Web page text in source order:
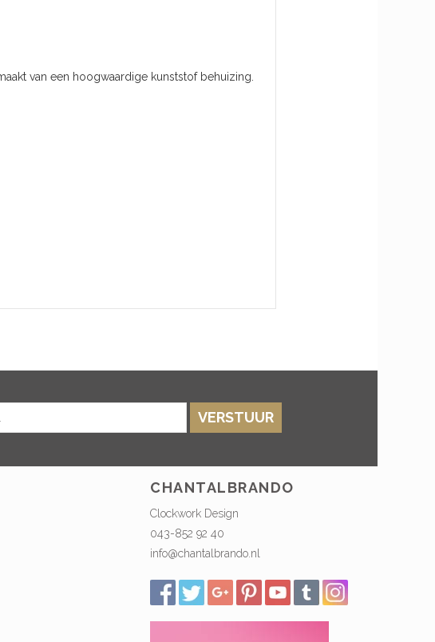
van een hoogwaardige kunststof behuizing.
VERSTUUR
CHANTALBRANDO
Clockwork Design
043-852 92 40
info@chantalbrando.nl